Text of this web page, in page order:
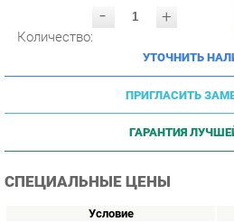
УТОЧНИТЬ
ПРИГЛАСИТЬ
ГАРАНТИЯ
От 4 ед.